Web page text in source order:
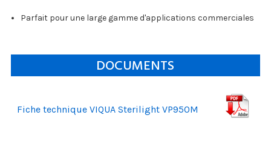
Parfait pour une large gamme d'applications commerciales
DOCUMENTS
Fiche technique VIQUA Sterilight VP950M